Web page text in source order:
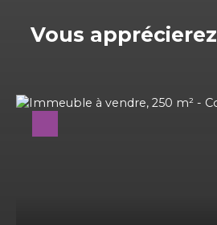
Vous apprécierez